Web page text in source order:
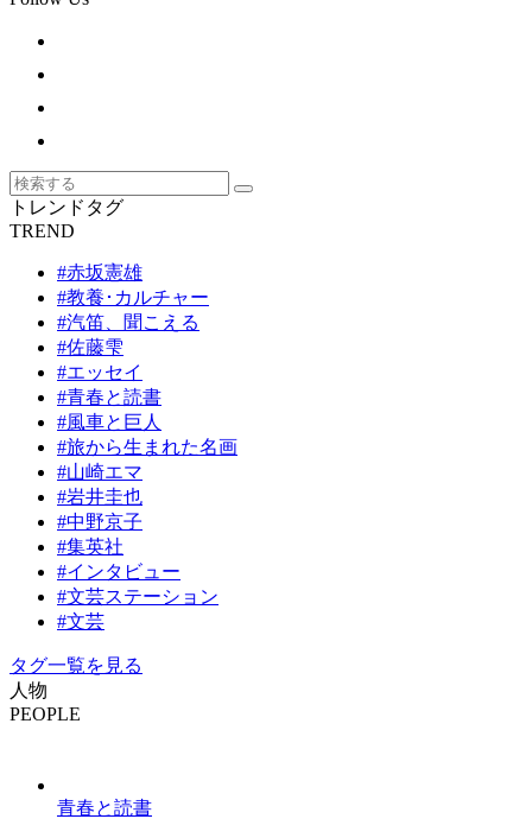
トレンドタグ
TREND
#赤坂憲雄
#教養･カルチャー
#汽笛、聞こえる
#佐藤雫
#エッセイ
#青春と読書
#風車と巨人
#旅から生まれた名画
#山崎エマ
#岩井圭也
#中野京子
#集英社
#インタビュー
#文芸ステーション
#文芸
タグ一覧を見る
人物
PEOPLE
青春と読書